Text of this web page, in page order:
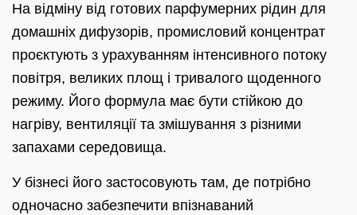
На відміну від готових парфумерних рідин для
домашніх дифузорів, промисловий концентрат
проєктують з урахуванням інтенсивного потоку
повітря, великих площ і тривалого щоденного
режиму. Його формула має бути стійкою до
нагріву, вентиляції та змішування з різними
запахами середовища.
У бізнесі його застосовують там, де потрібно
одночасно забезпечити впізнаваний